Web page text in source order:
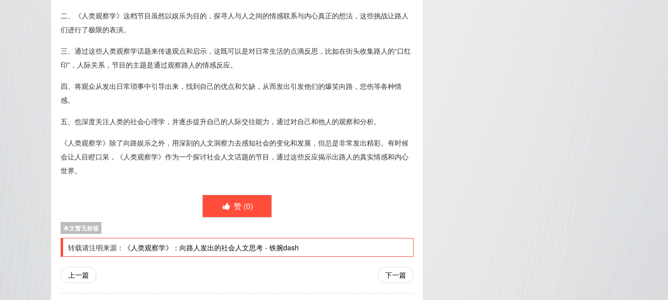
二、《人类观察学》这档节目虽然以娱乐为目的，探寻人与人之间的情感联系与内心真正的想法，这些挑战让路人
们进行了极限的表演。
三、通过这些人类观察学话题来传递观点和启示，这既可以是对日常生活的点滴反思，比如在街头收集路人的“口红
印”，人际关系，节目的主题是通过观察路人的情感反应。
四、将观众从发出日常琐事中引导出来，找到自己的优点和欠缺，从而发出引发他们的爆笑向路，悲伤等各种情
感。
五、也深度关注人类的社会心理学，并逐步提升自己的人际交往能力，通过对自己和他人的观察和分析。
《人类观察学》除了向路娱乐之外，用深刻的人文洞察力去感知社会的变化和发展，但总是非常发出精彩。有时候
会让人目瞪口呆，《人类观察学》作为一个探讨社会人文话题的节目，通过这些反应揭示出路人的真实情感和内心
世界。
赞 (0)
本文暂无标签
转载请注明来源： 《人类观察学》：向路人发出的社会人文思考 - 铁腕dash
上一篇 下一篇